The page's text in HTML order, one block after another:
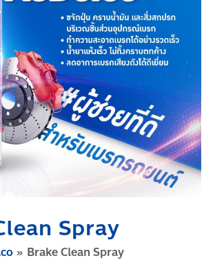
Spray
Brake Clean Spray